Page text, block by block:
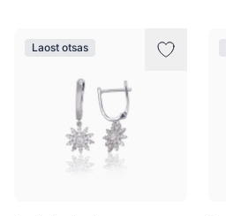
Laost otsas